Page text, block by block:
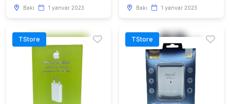
Bakı 1 yanvar 2023 Bakı 1 yanvar 2023
TStore TStore